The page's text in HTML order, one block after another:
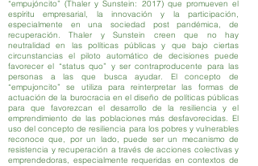
“empujóncito” (Thaler y Sunstein: 2017) que promueven el
espíritu empresarial, la innovación y la participación,
especialmente en una sociedad post pandémica, de
recuperación. Thaler y Sunstein creen que no hay
neutralidad en las políticas públicas y que bajo ciertas
circunstancias el piloto automático de decisiones puede
favorecer el “status quo” y ser contraproducente para las
personas a las que busca ayudar. El concepto de
“empujoncito” se utiliza para reinterpretar las formas de
actuación de la burocracia en el diseño de políticas públicas
para que favorezcan el desarrollo de la resiliencia y el
emprendimiento de las poblaciones más desfavorecidas. El
uso del concepto de resiliencia para los pobres y vulnerables
reconoce que, por un lado, puede ser un mecanismo de
resistencia y recuperación a través de acciones colectivas y
emprendedoras, especialmente requeridas en contextos de